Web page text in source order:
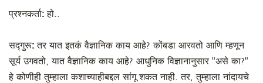
प्रश्नकर्ता:हो..
सद्गुरू:तर यात इतकं वैज्ञानिक काय आहे? कोंबडा आरवतो आणि म्हणून
सूर्य उगवतो, यात वैज्ञानिक काय आहे? आधुनिक विज्ञानानुसार "असे का?"
हे कोणीही तुम्हाला कशाच्याहीबद्दल सांगू शकत नाही. तर, तुम्हाला नांदायचे